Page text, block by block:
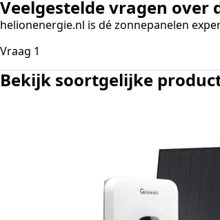
betekende een fors bedrag, wachttijd
en hoger vastrecht. Via Helion
kwart van die kosten, plus
zicht op zelfvoorziening met
zonnepanelen. Een aanrader bij
Veelgestelde vragen over
helionenergie.nl is dé zonnepanelen
Vraag 1
Antwoord 1
Bekijk soortgelijke